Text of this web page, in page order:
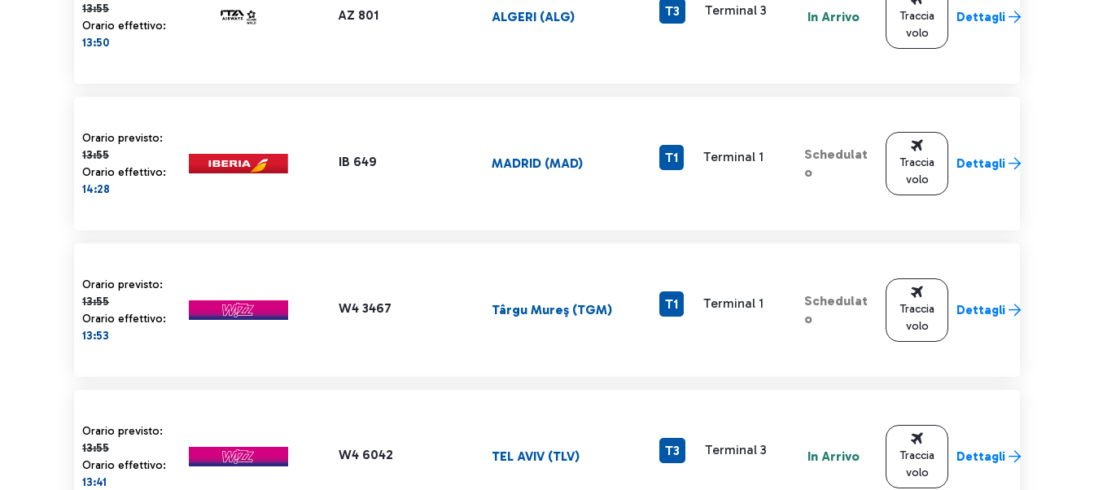
13:55
Orario effettivo:
13:50
AZ 801 ALGERI (ALG) T3 Terminal 3 In Arrivo
Traccia
volo
Dettagli
Orario previsto:
13:55
Orario previsto 13:55 barrato
Orario effettivo:
14:28
IB 649 MADRID (MAD) T1 Terminal 1
Schedulat
o
Traccia
volo
Dettagli
Orario previsto:
13:55
Orario previsto 13:55 barrato
Orario effettivo:
13:53
W4 3467 Târgu Mureş (TGM) T1 Terminal 1
Schedulat
o
Traccia
volo
Dettagli
Orario previsto:
13:55
Orario previsto 13:55 barrato
Orario effettivo:
13:41
W4 6042 TEL AVIV (TLV) T3 Terminal 3 In Arrivo
Traccia
volo
Dettagli